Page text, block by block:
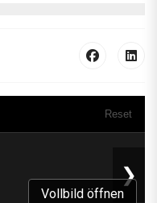
Vollbild öffnen